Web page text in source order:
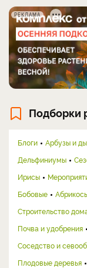
РЕКЛАМА
Подборки
Блоги Арбузы и
Дельфиниумы
Ирисы
Бобовые
Строительство
Почва и удобрения
Соседство и
Плодовые деревья